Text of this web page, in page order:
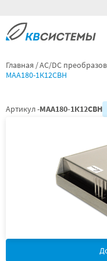
Главная AC/DC
МАА180-1К12СВН
Артикул -МАА180-1К12СВН